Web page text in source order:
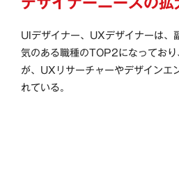
UIデザイナー、UXデザイナーは、
気のある職種のTOP2になってお
が、UXリサーチャーやデザインエ
れている。